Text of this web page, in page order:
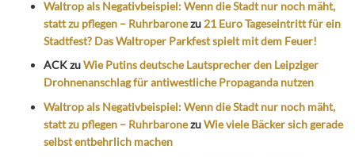
Waltrop als Negativbeispiel: Wenn die Stadt nur noch mäht,
statt zu pflegen – Ruhrbaronezu 21 Euro Tageseintritt für ein
Stadtfest? Das Waltroper Parkfest spielt mit dem Feuer!
ACKzuWie Putins deutsche Lautsprecher den Leipziger
Drohnenanschlag für antiwestliche Propaganda nutzen
Waltrop als Negativbeispiel: Wenn die Stadt nur noch mäht,
statt zu pflegen – RuhrbaronezuWie viele Bäcker sich gerade
selbst entbehrlich machen